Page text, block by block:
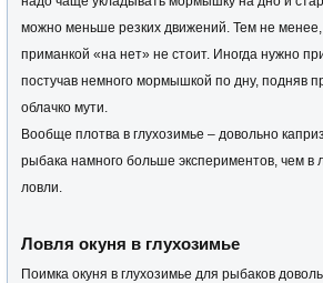
можно меньше резких движений. Тем не менее,
приманкой «на нет» не стоит. Иногда нужно
постучав немного мормышкой по дну, подняв
облачко мути.
Вообще плотва в глухозимье – довольно
рыбака намного больше экспериментов, чем в
ловли.
Ловля окуня в глухозимье
Поимка окуня в глухозимье для рыбаков